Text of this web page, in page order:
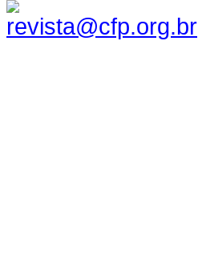
revista@cfp.org.br